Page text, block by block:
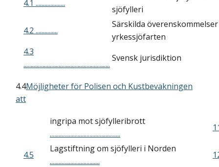
4.1 ....................
sjöfylleri
4.2 ...............
Särskilda
yrkessjöfarten
4.3
...........................................................
Svensk jurisdiktion
4.4Möjligheter för Polisen och Kustbevakningen
att
ingripa mot sjöfylleribrott
................................................
4.5
Lagstiftning om sjöfylleri i Norden
..................................